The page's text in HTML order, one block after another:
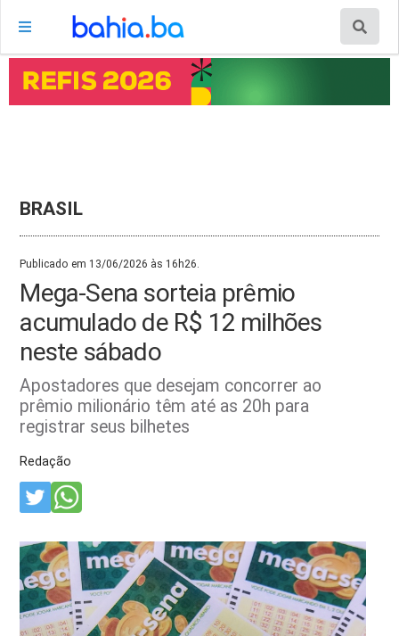
BRASIL
Publicado em 13/06/2026 às 16h26.
Mega-Sena sorteia prêmio
acumulado de R$ 12 milhões
neste sábado
Apostadores que desejam concorrer ao
prêmio milionário têm até as 20h para
registrar seus bilhetes
Redação